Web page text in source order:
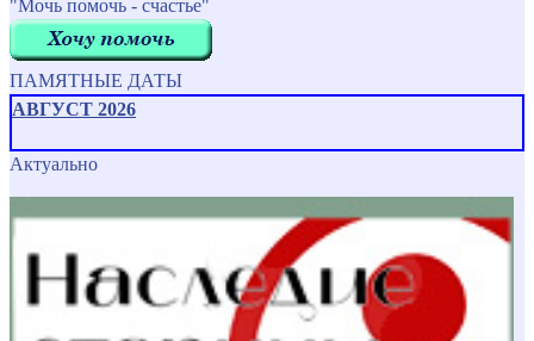
"Мочь помочь - счастье"
ПАМЯТНЫЕ ДАТЫ
АВГУСТ 2026
Актуально